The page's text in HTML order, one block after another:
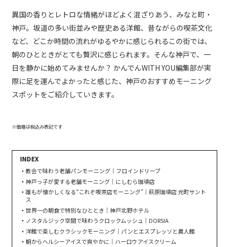
異国の香りとレトロな情緒がほどよく混ざりあう、みなと町・
神戸。坂道の多い街並みや歴史ある洋館、昔ながらの喫茶文化
など、どこか時間の流れがゆるやかに感じられるこの街では、
朝のひとときがとても贅沢に感じられます。そんな神戸で、一
日を静かに始めてみませんか？ かんでんWITH YOU編集部が実
際に足を運んでよかったと感じた、神戸のおすすめモーニング
スポットをご紹介していきます。
※価格は税込み表記です
教会で味わう老舗パンモーニング｜フロインドリーブ
神戸っ子が愛する老舗モーニング｜にしむら珈琲店
誰もが懐かしくなる“これぞ喫茶店モーニング”｜萩原珈琲店 元町サント
ス
世界一の朝食で特別なひととき｜神戸北野ホテル
ノスタルジック空間で味わうクロックムッシュ｜DORSIA
洋館で楽しむクラシックモーニング｜パンとエスプレッソと異人館
朝からヘルシーアイスで爽やかに｜ハーロウアイスクリーム